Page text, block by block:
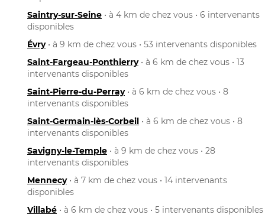
Saintry-sur-Seine • à 4 km de chez vous • 6 intervenants
disponibles
Évry• à 9 km de chez vous • 53 intervenants disponibles
Saint-Fargeau-Ponthierry• à 6 km de chez vous • 13
intervenants disponibles
Saint-Pierre-du-Perray• à 6 km de chez vous • 8
intervenants disponibles
Saint-Germain-lès-Corbeil • à 6 km de chez vous • 8
intervenants disponibles
Savigny-le-Temple • à 9 km de chez vous • 28
intervenants disponibles
Mennecy• à 7 km de chez vous • 14 intervenants
disponibles
Villabé • à 6 km de chez vous • 5 intervenants disponibles